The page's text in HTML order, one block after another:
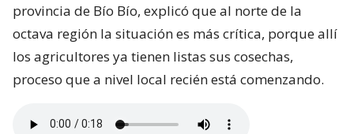
provincia de Bío Bío, explicó que al norte de la
octava región la situación es más crítica, porque allí
los agricultores ya tienen listas sus cosechas,
proceso que a nivel local recién está comenzando.